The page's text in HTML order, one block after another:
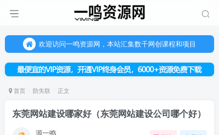
欢迎访问一鸣资源网，本站汇集数千网创课程和项目
欢迎访问一鸣资源网，本站汇集数千网创课程和项目
首页 防失联 正文
东莞网站建设哪家好（东莞网站建设公司哪个好）
源一鸣